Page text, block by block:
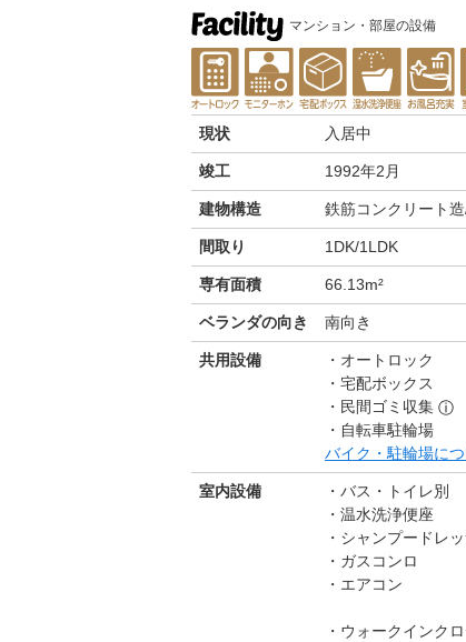
マンション・部屋の設備
現状 入居中
竣工 1992年2月
建物構造 鉄筋コンクリート
間取り 1DK/1LDK
専有面積 66.13m²
ベランダの向き 南向き
共用設備 オートロック
宅配ボックス
民間ゴミ収集 ⓘ
自転車駐輪場
バイク・駐輪場に
室内設備 バス・トイレ別
温水洗浄便座
シャンプードレ
ガスコンロ
エアコン
ウォークインク